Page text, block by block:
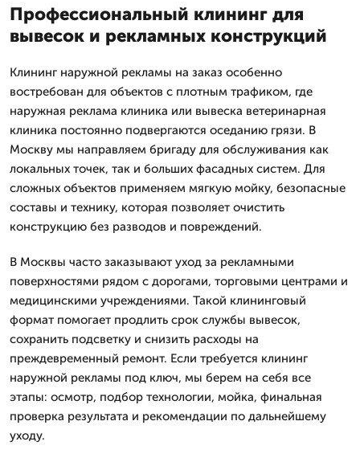
Профессиональный клининг для
вывесок и рекламных конструкций
Клининг наружной рекламы на заказ особенно
востребован для объектов с плотным трафиком, где
наружная реклама клиника или вывеска ветеринарная
клиника постоянно подвергаются оседанию грязи. В
Москву мы направляем бригаду для обслуживания как
локальных точек, так и больших фасадных систем. Для
сложных объектов применяем мягкую мойку, безопасные
составы и технику, которая позволяет очистить
конструкцию без разводов и повреждений.
В Москвы часто заказывают уход за рекламными
поверхностями рядом с дорогами, торговыми центрами и
медицинскими учреждениями. Такой клининговый
формат помогает продлить срок службы вывесок,
сохранить подсветку и снизить расходы на
преждевременный ремонт. Если требуется клининг
наружной рекламы под ключ, мы берем на себя все
этапы: осмотр, подбор технологии, мойка, финальная
проверка результата и рекомендации по дальнейшему
уходу.